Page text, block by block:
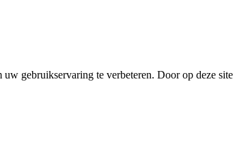
gebruikservaring te verbeteren. Door op deze